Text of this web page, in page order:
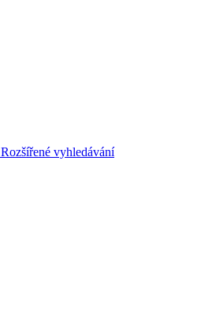
Rozšířené vyhledávání